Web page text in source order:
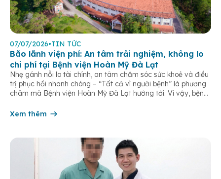
07/07/2026•TIN TỨC
Bão lãnh viện phí: An tâm trải nghiệm, không lo
chi phí tại Bệnh viện Hoàn Mỹ Đà Lạt
Nhẹ gánh nỗi lo tài chính, an tâm chăm sóc sức khoẻ và điều
trị phục hồi nhanh chóng – “Tất cả vì người bệnh” là phương
châm mà Bệnh viện Hoàn Mỹ Đà Lạt hướng tới. Vì vậy, bệnh
bảo hiểm, bao […]
Xem thêm